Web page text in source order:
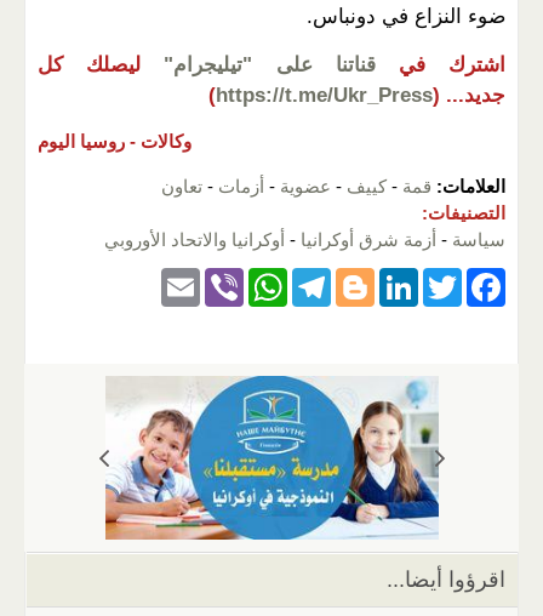
ضوء النزاع في دونباس.
اشترك في قناتنا على "تيليجرام"
ليصلك كل
جديد... (
https://t.me/Ukr_Press
)
وكالات - روسيا اليوم
العلامات: قمة - كييف - عضوية - أزمات - تعاون
التصنيفات:
سياسة - أزمة شرق أوكرانيا - أوكرانيا والاتحاد الأوروبي
F
k
T
er
Li
e
dI
n
Bl
g
er
T
gr
a
m
W
s
A
p
p
Vi
اقرؤوا أيضا...